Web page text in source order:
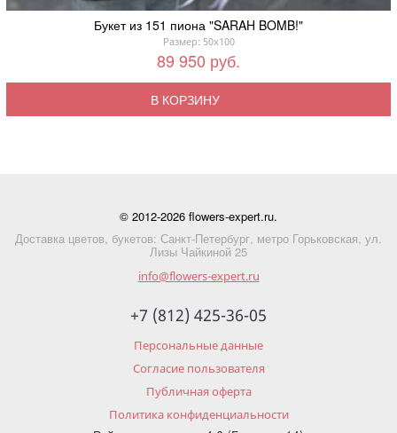
Букет из 151 пиона "SARAH BOMB!"
Размер: 50x100
89 950 руб.
В КОРЗИНУ
© 2012-2026 flowers-expert.ru.
Доставка цветов, букетов: Санкт-Петербург, метро Горьковская, ул.
Лизы Чайкиной 25
info@flowers-expert.ru
+7 (812) 425-36-05
Персональные данные
Согласие пользователя
Публичная оферта
Политика конфиденциальности